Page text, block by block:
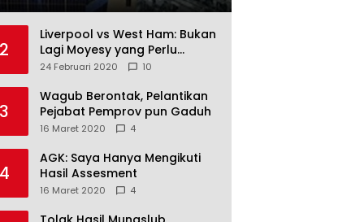
2
Liverpool vs West Ham: Bukan
Lagi Moyesy yang Perlu
Ditakuti
24 Februari 2020 10
3
Wagub Berontak, Pelantikan
Pejabat Pemprov pun Gaduh
16 Maret 2020 4
4
AGK: Saya Hanya Mengikuti
Hasil Assesment
16 Maret 2020 4